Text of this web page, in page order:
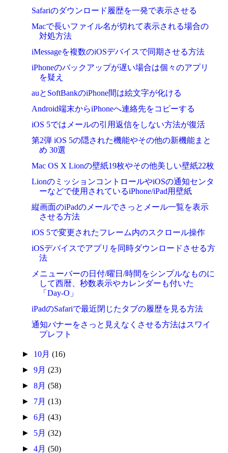
Safariのダウンロード履歴を一発で表示させる
Macで長いファイル名が切れて表示される場合の
対処方法
iMessageを複数のiOSデバイスで同期させる方法
iPhoneのバックアップが遅い場合は個々のアプリ
を疑え
auとSoftBankのiPhone間は絵文字が化ける
Android端末からiPhoneへ連絡先をコピーする
iOS 5ではメールの引用返信をしない方法が復活
第2弾 iOS 5の隠された機能やその他の新機能まと
め 30選
Mac OS X Lionの壁紙19枚やその他美しい壁紙22枚
LionのミッションコントロールやiOSの通知センタ
ーなどで使用されているiPhone/iPad用壁紙
縦画面のiPadのメールでさっとメール一覧を表示
させる方法
iOS 5で変更されたフレーム内のスクロール操作
iOSデバイスでアプリを同時ダウンロードさせる方
法
メニューバーの日付/曜日/時間をシンプルなものに
して西暦、秒数表示やカレンダーも付いた
「Day-O」
iPadのSafariで最近閉じたタブの履歴を見る方法
通知バナーをさっと見えなくさせる方法はスワイ
プレフト
► 10月 (16)
► 9月 (23)
► 8月 (58)
► 7月 (13)
► 6月 (43)
► 5月 (32)
► 4月 (50)